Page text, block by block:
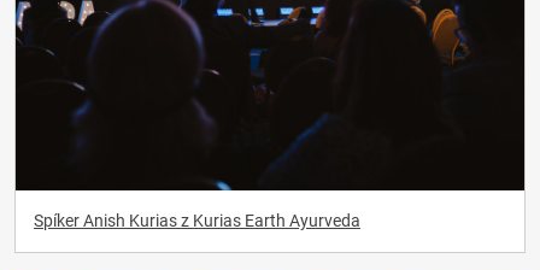
Spíker Anish Kurias z Kurias Earth Ayurveda